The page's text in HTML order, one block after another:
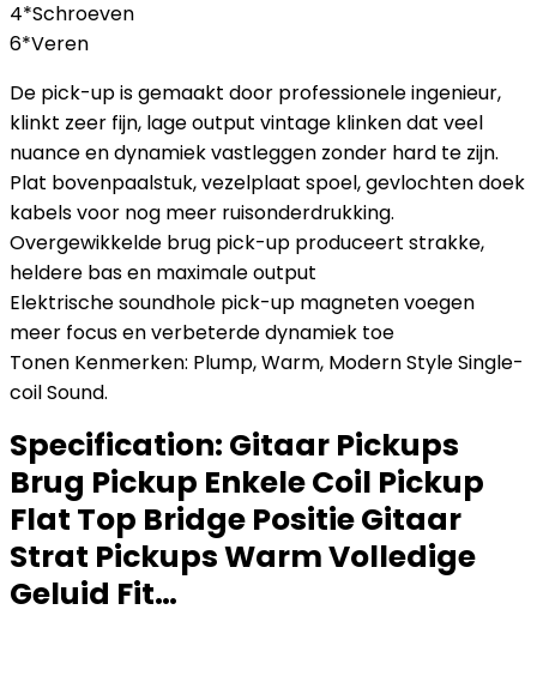
4*Schroeven
6*Veren
De pick-up is gemaakt door professionele ingenieur,
klinkt zeer fijn, lage output vintage klinken dat veel
nuance en dynamiek vastleggen zonder hard te zijn.
Plat bovenpaalstuk, vezelplaat spoel, gevlochten doek
kabels voor nog meer ruisonderdrukking.
Overgewikkelde brug pick-up produceert strakke,
heldere bas en maximale output
Elektrische soundhole pick-up magneten voegen
meer focus en verbeterde dynamiek toe
Tonen Kenmerken: Plump, Warm, Modern Style Single-
coil Sound.
Specification: Gitaar Pickups
Brug Pickup Enkele Coil Pickup
Flat Top Bridge Positie Gitaar
Strat Pickups Warm Volledige
Geluid Fit…